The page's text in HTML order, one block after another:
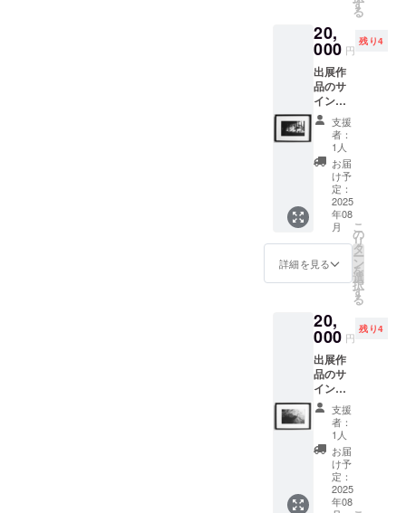
cm） ・
無光沢
のファ
イン
アート
紙 ・送
料込み
（宅配
便）
す
る
20,
000 円
残り4
出展作
品のサ
イン入
りプリ
ント作
品・ト
ラ（エ
ディ
ション
5、作品
証明書
付き、
額装）
・
A4（21
無光沢
のファ
イン
アート
紙 ・送
料込み
（宅配
便）
支援
者：
1人
お届
け予
定：
2025
年08
月
詳細を見る
こ
の
リ
タ
ー
ン
を
選
択
す
る
20,
000 円
残り4
出展作
品のサ
イン入
りプリ
ント作
品・ア
ザラシ
（エ
ディ
ション
5、作品
支援
者：
1人
お届
け予
定：
2025
年08